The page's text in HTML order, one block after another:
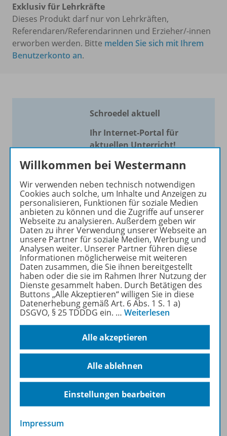
Exklusiv für Lehrkräfte
Dieses Produkt darf nur von Lehrkräften,
Referendaren/Referendarinnen und Erzieher/-innen
erworben werden. Bitte melden Sie sich mit Ihrem
Benutzerkonto an.
Schroedel aktuell
Ihr Internet-Portal für
aktuellen Unterricht!
Mit Schroedel aktuell bieten
Ihren Unterricht aktuell und
einfach zu gestalten. Jede
Woche drei bis vier
Neuerscheinungen mit
großem Online Archiv.
Mehr erfahren
Informationen
Spar-Pakete
Willkommen bei Westermann
Wir verwenden neben technisch notwendigen
Cookies auch solche, um Inhalte und Anzeigen zu
personalisieren, Funktionen für soziale Medien
anbieten zu können und die Zugriffe auf unserer
Webseite zu analysieren. Außerdem geben wir
Daten zu ihrer Verwendung unserer Webseite an
unsere Partner für soziale Medien, Werbung und
Analysen weiter. Unserer Partner führen diese
Informationen möglicherweise mit weiteren
Daten zusammen, die Sie ihnen bereitgestellt
haben oder die sie im Rahmen Ihrer Nutzung der
Dienste gesammelt haben. Durch Betätigen des
Buttons „Alle Akzeptieren“ willigen Sie in diese
Datenerhebung gemäß Art. 6 Abs. 1 S. 1 a)
DSGVO, § 25 TDDDG ein. … Weiterlesen
Alle akzeptieren
Alle ablehnen
Einstellungen bearbeiten
Impressum